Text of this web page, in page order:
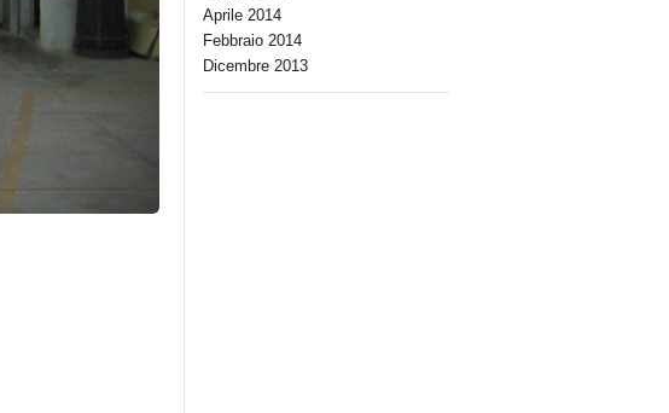
Aprile 2014
Febbraio 2014
Dicembre 2013